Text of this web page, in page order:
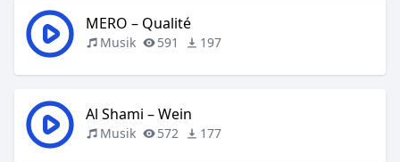
MERO – Qualité
Musik 591 197
Al Shami – Wein
Musik 572 177